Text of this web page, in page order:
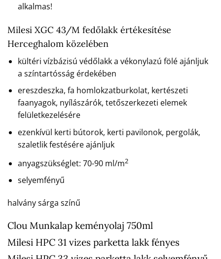
alkalmas!
Milesi XGC 43/M fedőlakk értékesítése
Herceghalom közelében
kültéri vízbázisú védőlakk a vékonylazú fölé ajánljuk
a színtartósság érdekében
ereszdeszka, fa homlokzatburkolat, kertészeti
faanyagok, nyílászárók, tetőszerkezeti elemek
felületkezelésére
ezenkívül kerti bútorok, kerti pavilonok, pergolák,
szaletlik festésére ajánljuk
anyagszükséglet: 70-90 ml/m2
selyemfényű
halvány sárga színű
Clou Munkalap keményolaj 750ml
Milesi HPC 31 vizes parketta lakk fényes